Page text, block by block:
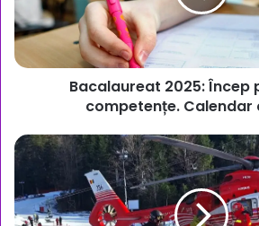
competențe.
Calendar
complet
Bacalaureat 2025: Încep
competențe. Calendar
Accident
grav
pe
pârtia
Sorica